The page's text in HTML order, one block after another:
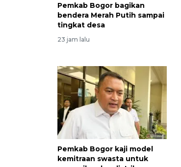
Pemkab Bogor bagikan
bendera Merah Putih sampai
tingkat desa
23 jam lalu
Pemkab Bogor kaji model
kemitraan swasta untuk